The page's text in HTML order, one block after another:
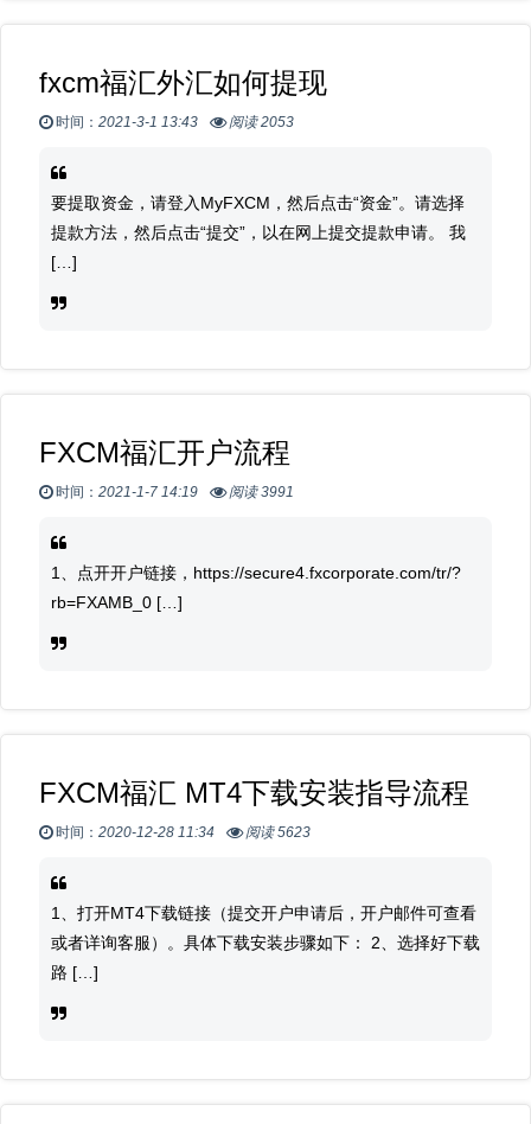
fxcm福汇外汇如何提现
时间： 2021-3-1 13:43 阅读 2053
要提取资金，请登入MyFXCM，然后点击“资金”。请选择
提款方法，然后点击“提交”，以在网上提交提款申请。 我
[…]
FXCM福汇开户流程
时间： 2021-1-7 14:19 阅读 3991
1、点开开户链接，https://secure4.fxcorporate.com/tr/?
rb=FXAMB_0 […]
FXCM福汇 MT4下载安装指导流程
时间： 2020-12-28 11:34 阅读 5623
1、打开MT4下载链接（提交开户申请后，开户邮件可查看
或者详询客服）。具体下载安装步骤如下： 2、选择好下载
路 […]